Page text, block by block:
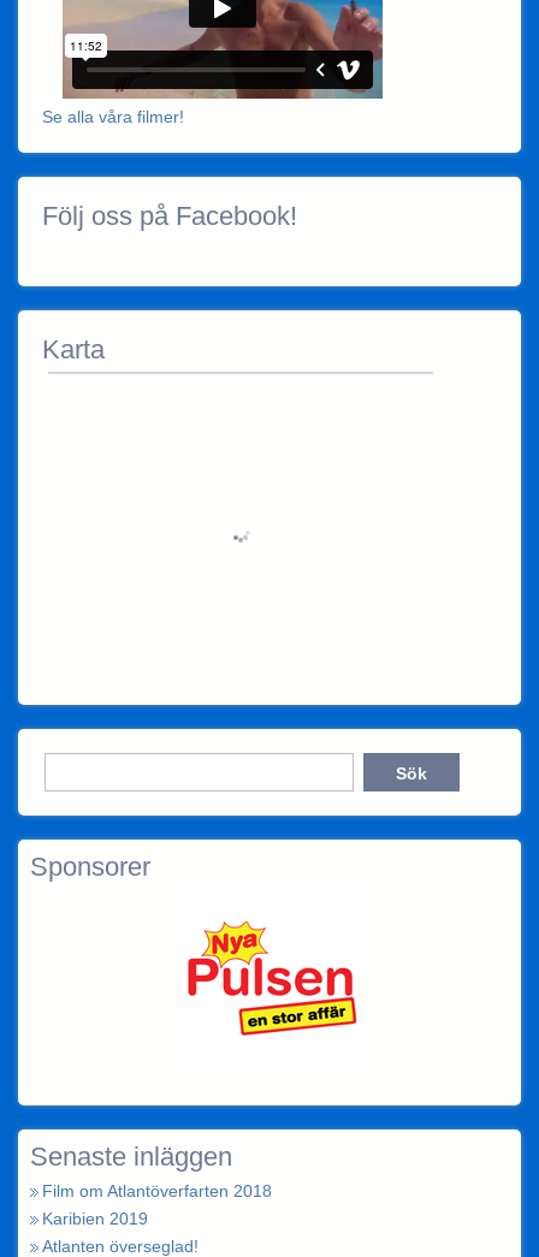
Se alla våra filmer!
Följ oss på Facebook!
Karta
Sponsorer
Senaste inläggen
Film om Atlantöverfarten 2018
Karibien 2019
Atlanten överseglad!